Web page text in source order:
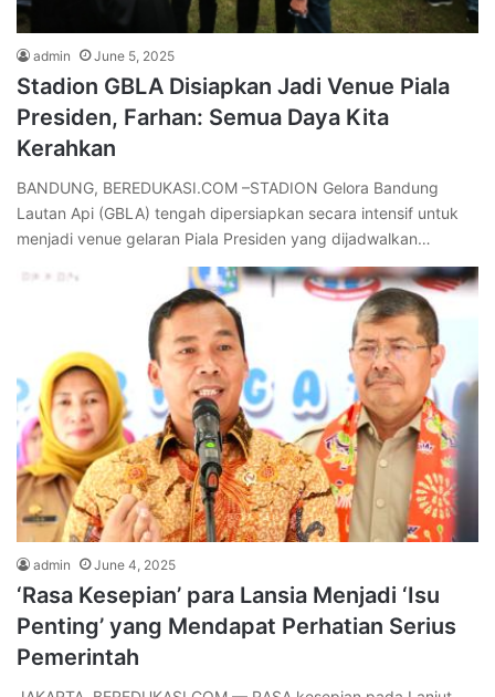
admin June 5, 2025
Stadion GBLA Disiapkan Jadi Venue Piala
Presiden, Farhan: Semua Daya Kita
Kerahkan
BANDUNG, BEREDUKASI.COM –STADION Gelora Bandung
Lautan Api (GBLA) tengah dipersiapkan secara intensif untuk
menjadi venue gelaran Piala Presiden yang dijadwalkan…
admin June 4, 2025
‘Rasa Kesepian’ para Lansia Menjadi ‘Isu
Penting’ yang Mendapat Perhatian Serius
Pemerintah